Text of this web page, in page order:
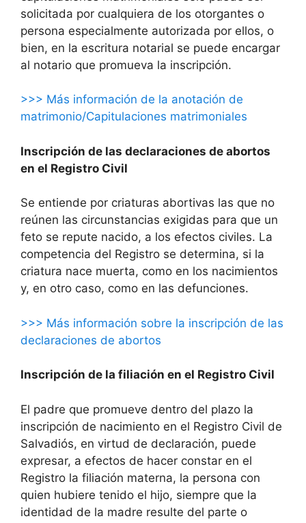
solicitada por cualquiera de los otorgantes o
persona especialmente autorizada por ellos, o
bien, en la escritura notarial se puede encargar
al notario que promueva la inscripción.
>>> Más información de la anotación de
matrimonio/Capitulaciones matrimoniales
Inscripción de las declaraciones de abortos
en el Registro Civil
Se entiende por criaturas abortivas las que no
reúnen las circunstancias exigidas para que un
feto se repute nacido, a los efectos civiles. La
competencia del Registro se determina, si la
criatura nace muerta, como en los nacimientos
y, en otro caso, como en las defunciones.
>>> Más información sobre la inscripción de las
declaraciones de abortos
Inscripción de la filiación en el Registro Civil
El padre que promueve dentro del plazo la
inscripción de nacimiento en el Registro Civil de
Salvadiós, en virtud de declaración, puede
expresar, a efectos de hacer constar en el
Registro la filiación materna, la persona con
quien hubiere tenido el hijo, siempre que la
identidad de la madre resulte del parte o